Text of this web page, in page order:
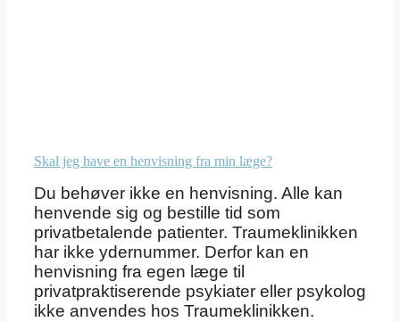
Skal jeg have en henvisning fra min læge?
Du behøver ikke en henvisning. Alle kan
henvende sig og bestille tid som
privatbetalende patienter. Traumeklinikken
har ikke ydernummer. Derfor kan en
henvisning fra egen læge til
privatpraktiserende psykiater eller psykolog
ikke anvendes hos Traumeklinikken.